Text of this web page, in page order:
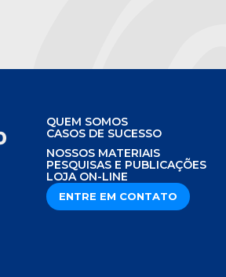
QUEM SOMOS
CASOS DE SUCESSO
NOSSOS MATERIAIS
PESQUISAS E PUBLICAÇÕES
LOJA ON-LINE
ENTRE EM CONTATO